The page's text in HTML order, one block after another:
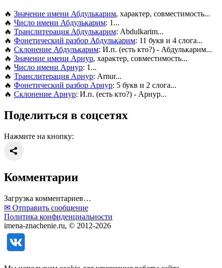
🔥 Значение имени Абдулькарим, характер, совместимость...
🔥 Число имени Абдулькарим: 1...
🔥 Транслитерация Абдулькарим: Abdulkarim...
🔥 Фонетический разбор Абдулькарим: 11 букв и 4 слога...
🔥 Склонение Абдулькарим: И.п. (есть кто?) - Абдулькарим...
🔥 Значение имени Арнур, характер, совместимость...
🔥 Число имени Арнур: 1...
🔥 Транслитерация Арнур: Arnur...
🔥 Фонетический разбор Арнур: 5 букв и 2 слога...
🔥 Склонение Арнур: И.п. (есть кто?) - Арнур...
Поделиться в соцсетях
Нажмите на кнопку:
Комментарии
Загрузка комментариев…
✉ Отправить сообщение
Политика конфиденциальности
imena-znachenie.ru, © 2012-2026